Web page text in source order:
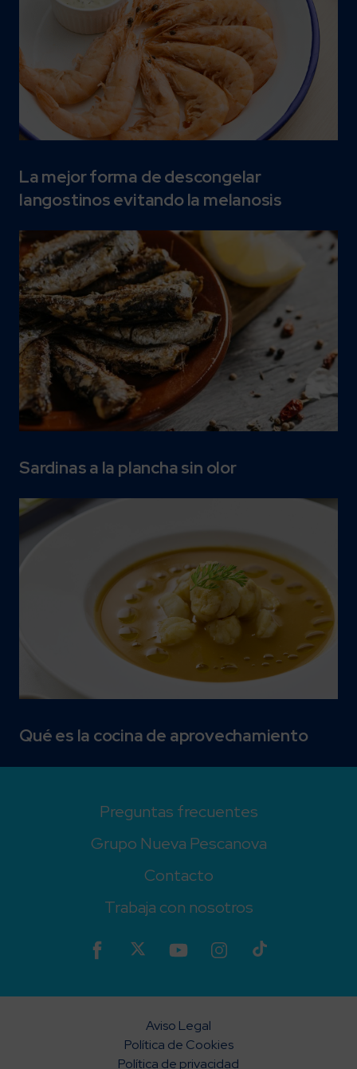
La mejor forma de descongelar
langostinos evitando la melanosis
Sardinas a la plancha sin olor
Qué es la cocina de aprovechamiento
Preguntas frecuentes
Grupo Nueva Pescanova
Contacto
Trabaja con nosotros
Aviso Legal
Política de Cookies
Política de privacidad